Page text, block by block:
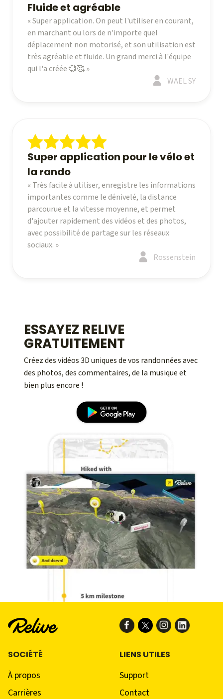
Fluide et agréable
« Super application. On peut l'utiliser en courant,
en marchant ou lors de n'importe quel
déplacement non motorisé, et son utilisation est
très agréable et fluide. Un grand merci à l'équipe
qui l'a créée 💞🥰 »
WAEL SY
Super application pour le vélo et
la rando
« Très facile à utiliser, enregistre les informations
importantes comme le dénivelé, la distance
parcourue et la vitesse moyenne, et permet
d'ajouter rapidement des vidéos et des photos,
avec possibilité de partage sur les réseaux
sociaux. »
Rossenstein
ESSAYEZ RELIVE
GRATUITEMENT
Créez des vidéos 3D uniques de vos randonnées avec
des photos, des commentaires, de la musique et
bien plus encore !
SOCIÉTÉ
À propos
Carrières
LIENS UTILES
Support
Contact